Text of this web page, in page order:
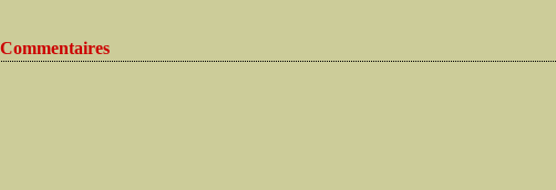
Commentaires